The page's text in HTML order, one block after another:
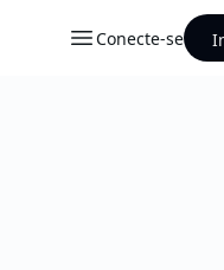
Conecte-se